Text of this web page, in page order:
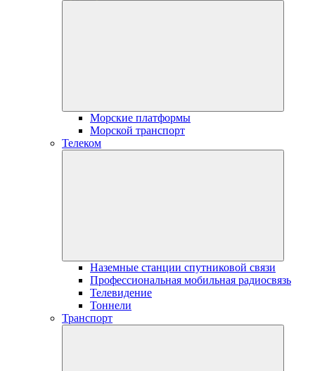
Морские платформы
Морской транспорт
Телеком
Наземные станции спутниковой связи
Профессиональная мобильная радиосвязь
Телевидение
Тоннели
Транспорт